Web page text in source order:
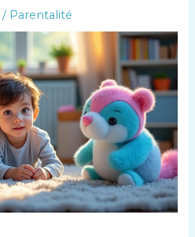
/ Parentalité